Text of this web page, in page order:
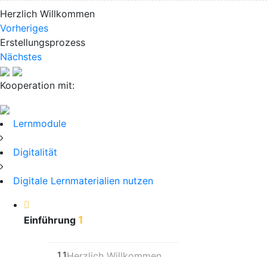
Herzlich Willkommen
Vorheriges
Erstellungsprozess
Nächstes
Kooperation mit:
Lernmodule
Digitalität
Digitale Lernmaterialien nutzen
Einführung 1